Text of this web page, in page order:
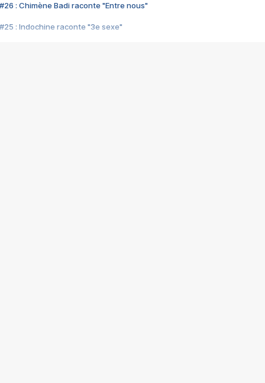
#26 : Chimène Badi raconte "Entre nous"
#25 : Indochine raconte "3e sexe"